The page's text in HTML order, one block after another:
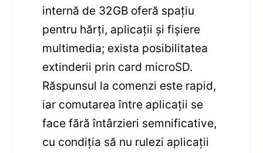
internă de 32GB oferă spațiu
pentru hărți, aplicații și fișiere
multimedia; exista posibilitatea
extinderii prin card microSD.
Răspunsul la comenzi este rapid,
iar comutarea între aplicații se
face fără întârzieri semnificative,
cu condiția să nu rulezi aplicații